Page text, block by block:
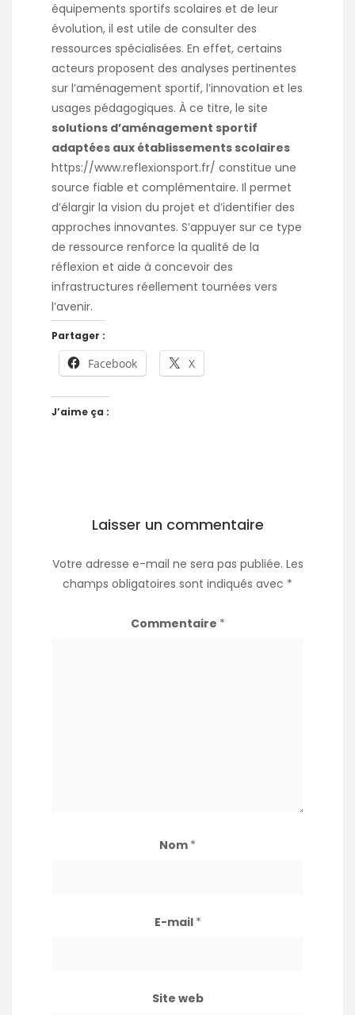
équipements sportifs scolaires et de leur
évolution, il est utile de consulter des
ressources spécialisées. En effet, certains
acteurs proposent des analyses pertinentes
sur l’aménagement sportif, l’innovation et les
usages pédagogiques. À ce titre, le site
solutions d’aménagement sportif
adaptées aux établissements scolaires
https://www.reflexionsport.fr/ constitue une
source fiable et complémentaire. Il permet
d’élargir la vision du projet et d’identifier des
approches innovantes. S’appuyer sur ce type
de ressource renforce la qualité de la
réflexion et aide à concevoir des
infrastructures réellement tournées vers
l’avenir.
Partager :
Facebook X
J’aime ça :
Laisser un commentaire
Votre adresse e-mail ne sera pas publiée. Les
champs obligatoires sont indiqués avec *
Commentaire *
Nom *
E-mail *
Site web